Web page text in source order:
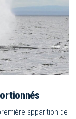
apparition de